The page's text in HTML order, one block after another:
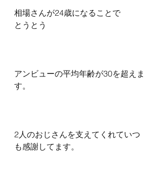
相場さんが24歳になることで
とうとう
アンビューの平均年齢が30を超えま
す。
2人のおじさんを支えてくれていつ
も感謝してます。